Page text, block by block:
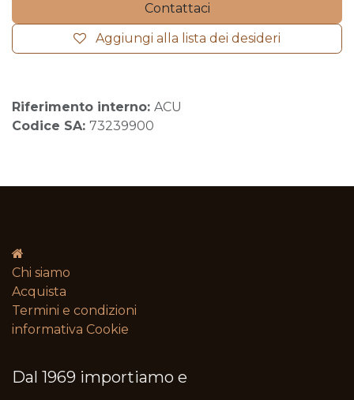
Contattaci
Aggiungi alla lista dei desideri
Riferimento interno: ACU
Codice SA: 73239900
Chi siamo
Acquista
Termini e condizioni​
informativa Cookie
Dal 1969 importiamo e